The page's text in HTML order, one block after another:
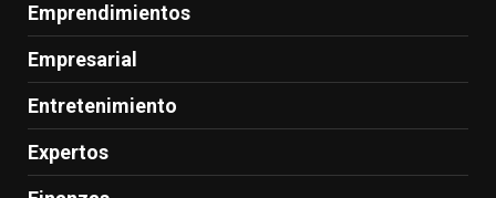
Emprendimientos
Empresarial
Entretenimiento
Expertos